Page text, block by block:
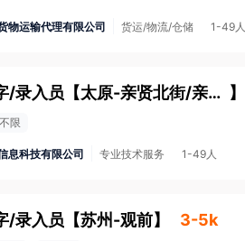
物运输代理有限公司 货运/物流/仓储 1-49人
/录入员 【 太原-亲贤北街/亲贤街 】
限
息科技有限公司 专业技术服务 1-49人
/录入员 【苏州-观前】 3-5k